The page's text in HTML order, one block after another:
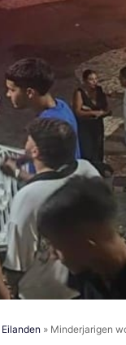
» Minderjarigen